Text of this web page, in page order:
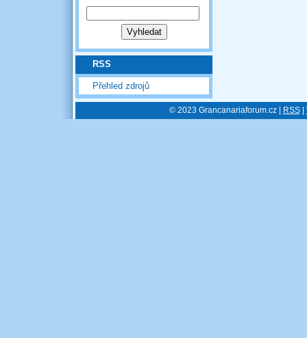
RSS
Přehled zdrojů
© 2023 Grancanariaforum.cz | RSS|